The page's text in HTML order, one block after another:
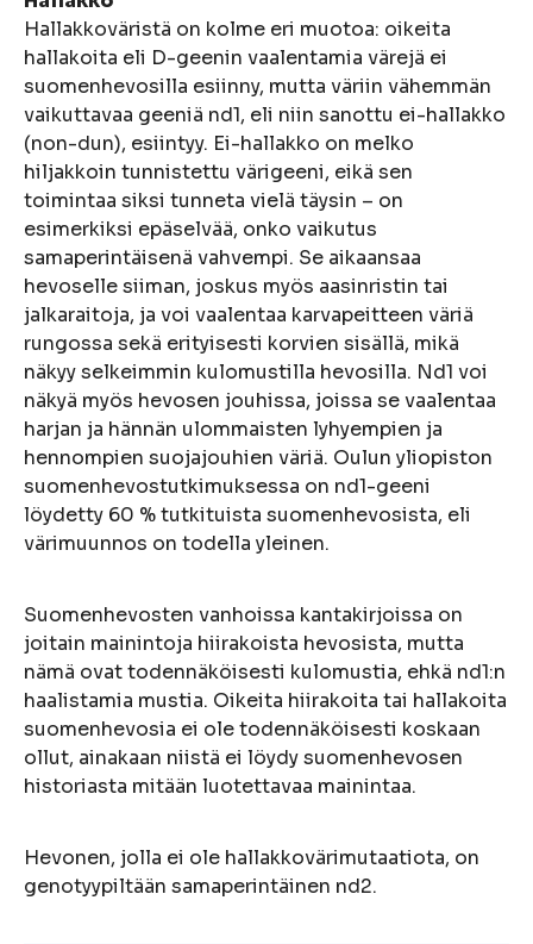
Hallakkoväristä on kolme eri muotoa: oikeita
hallakoita eli D-geenin vaalentamia värejä ei
suomenhevosilla esiinny, mutta väriin vähemmän
vaikuttavaa geeniä nd1, eli niin sanottu ei-hallakko
(non-dun), esiintyy. Ei-hallakko on melko
hiljakkoin tunnistettu värigeeni, eikä sen
toimintaa siksi tunneta vielä täysin – on
esimerkiksi epäselvää, onko vaikutus
samaperintäisenä vahvempi. Se aikaansaa
hevoselle siiman, joskus myös aasinristin tai
jalkaraitoja, ja voi vaalentaa karvapeitteen väriä
rungossa sekä erityisesti korvien sisällä, mikä
näkyy selkeimmin kulomustilla hevosilla. Nd1 voi
näkyä myös hevosen jouhissa, joissa se vaalentaa
harjan ja hännän ulommaisten lyhyempien ja
hennompien suojajouhien väriä. Oulun yliopiston
suomenhevostutkimuksessa on nd1-geeni
löydetty 60 % tutkituista suomenhevosista, eli
värimuunnos on todella yleinen.
Suomenhevosten vanhoissa kantakirjoissa on
joitain mainintoja hiirakoista hevosista, mutta
nämä ovat todennäköisesti kulomustia, ehkä nd1:n
haalistamia mustia. Oikeita hiirakoita tai hallakoita
suomenhevosia ei ole todennäköisesti koskaan
ollut, ainakaan niistä ei löydy suomenhevosen
historiasta mitään luotettavaa mainintaa.
Hevonen, jolla ei ole hallakkovärimutaatiota, on
genotyypiltään samaperintäinen nd2.